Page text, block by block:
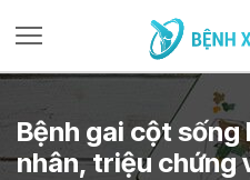
Bệnh gai cột sống
nhân, triệu chứng